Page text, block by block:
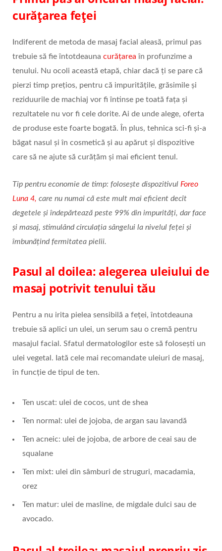
curățarea feței
Indiferent de metoda de masaj facial aleasă, primul pas
trebuie să fie întotdeauna curățarea în profunzime a
tenului. Nu ocoli această etapă, chiar dacă ți se pare că
pierzi timp prețios, pentru că impuritățile, grăsimile și
reziduurile de machiaj vor fi întinse pe toată fața și
rezultatele nu vor fi cele dorite. Ai de unde alege, oferta
de produse este foarte bogată. În plus, tehnica sci-fi și-a
băgat nasul și în cosmetică și au apărut și dispozitive
care să ne ajute să curățăm și mai eficient tenul.
Tip pentru economie de timp: folosește dispozitivul Foreo
Luna 4, care nu numai că este mult mai eficient decît
degetele și îndepărtează peste 99% din impurități, dar face
și masaj, stimulând circulația sângelui la nivelul feței și
îmbunățind fermitatea pielii.
Pasul al doilea: alegerea uleiului de
masaj potrivit tenului tău
Pentru a nu irita pielea sensibilă a feței, întotdeauna
trebuie să aplici un ulei, un serum sau o cremă pentru
masajul facial. Sfatul dermatologilor este să folosești un
ulei vegetal. Iată cele mai recomandate uleiuri de masaj,
în funcție de tipul de ten.
Ten uscat: ulei de cocos, unt de shea
Ten normal: ulei de jojoba, de argan sau lavandă
Ten acneic: ulei de jojoba, de arbore de ceai sau de
squalane
Ten mixt: ulei din sâmburi de struguri, macadamia,
orez
Ten matur: ulei de masline, de migdale dulci sau de
avocado.